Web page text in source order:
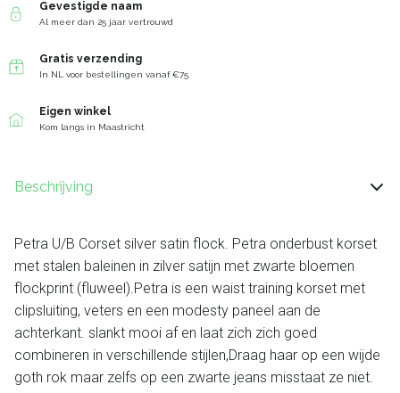
Gevestigde naam
Al meer dan 25 jaar vertrouwd
Gratis verzending
In NL voor bestellingen vanaf €75
Eigen winkel
Kom langs in Maastricht
Beschrijving
Petra U/B Corset silver satin flock. Petra onderbust korset
met stalen baleinen in zilver satijn met zwarte bloemen
flockprint (fluweel).Petra is een waist training korset met
clipsluiting, veters en een modesty paneel aan de
achterkant. slankt mooi af en laat zich zich goed
combineren in verschillende stijlen,Draag haar op een wijde
goth rok maar zelfs op een zwarte jeans misstaat ze niet.